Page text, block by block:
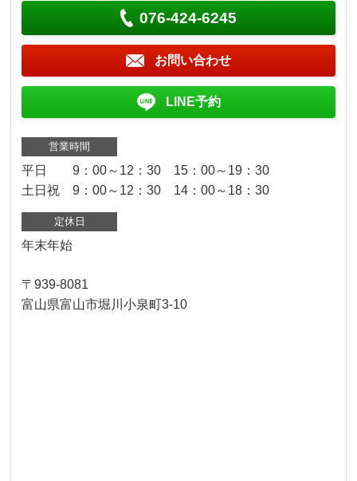
076-424-6245
お問い合わせ
LINE予約
営業時間
平日 9：00～12：30 15：00～19：30
土日祝 9：00～12：30 14：00～18：30
定休日
年末年始
〒939-8081
富山県富山市堀川小泉町3-10